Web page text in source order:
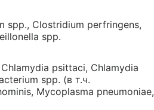
spp., Clostridium perfringens,
spp.
psittaci, Chlamydia
spp. (в т.ч.
Mycoplasma pneumoniae,